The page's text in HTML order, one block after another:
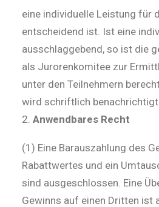
eine individuelle Leistung für
entscheidend ist. Ist eine
ausschlaggebend, so ist die
als Jurorenkomitee zur
unter den Teilnehmern
wird schriftlich benachrichtigt.
Anwendbares Recht
(1) Eine Barauszahlung des
Rabattwertes und ein
sind ausgeschlossen. Eine
Gewinns auf einen Dritten ist